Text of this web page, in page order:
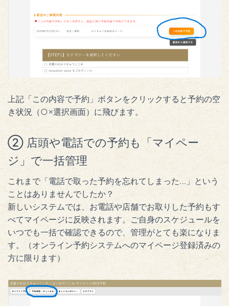
上記「この内容で予約」ボタンをクリックすると予約の空
き状況（○×選択画面）に飛びます。
② 店頭や電話での予約も「マイペー
ジ」で一括管理
これまで「電話で取った予約を忘れてしまった…」という
ことはありませんでしたか？
新しいシステムでは、お電話や店舗でお取りした予約もす
べてマイページに反映されます。ご自身のスケジュールを
いつでも一括で確認できるので、管理がとても楽になりま
す。（オンライン予約システムへのマイページ登録済みの
方に限ります）